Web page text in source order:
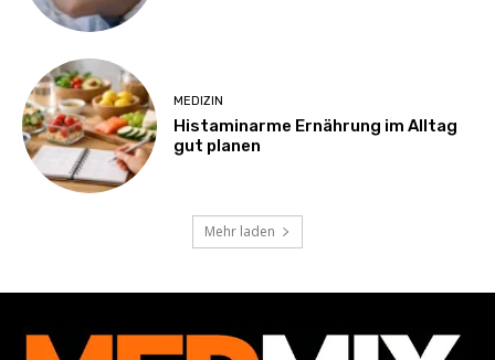
MEDIZIN
Histaminarme Ernährung im Alltag
gut planen
Mehr laden